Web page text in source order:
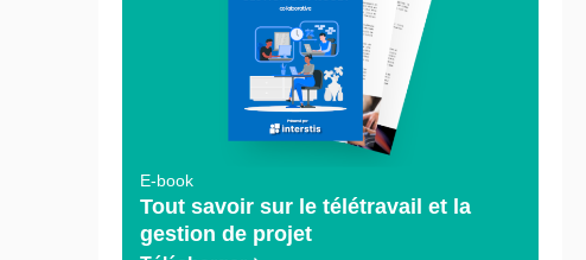
E-book
Tout savoir sur le télétravail et la
gestion de projet